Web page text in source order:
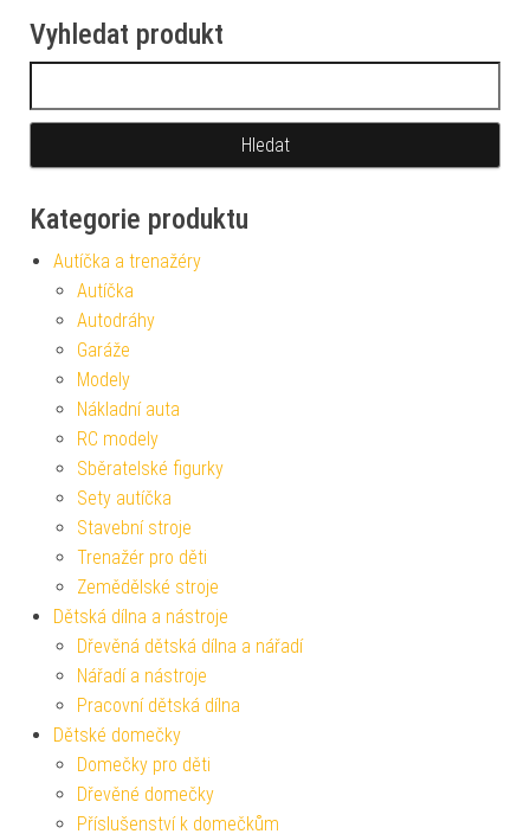
Vyhledat produkt
Kategorie produktu
Autíčka a trenažéry
Autíčka
Autodráhy
Garáže
Modely
Nákladní auta
RC modely
Sběratelské figurky
Sety autíčka
Stavební stroje
Trenažér pro děti
Zemědělské stroje
Dětská dílna a nástroje
Dřevěná dětská dílna a nářadí
Nářadí a nástroje
Pracovní dětská dílna
Dětské domečky
Domečky pro děti
Dřevěné domečky
Příslušenství k domečkům